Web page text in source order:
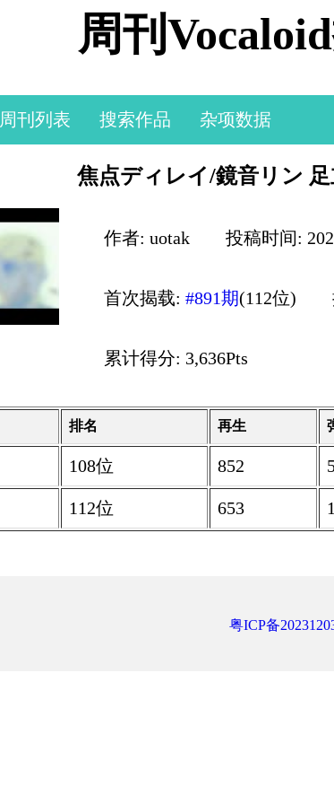
周刊
周刊列表 搜索作品 杂项数据
焦点ディレイ/鏡音リン 足
作者: uotak 投稿时间:
首次揭载:#891期(112位)
累计得分: 3,636Pts
排名 再生
108位 852
112位 653
粤ICP备